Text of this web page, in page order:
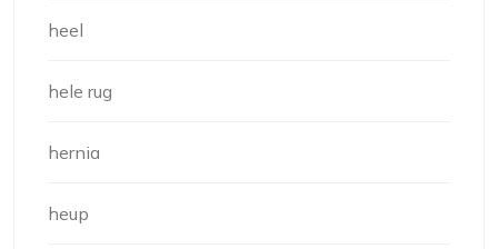
heel
hele rug
hernia
heup